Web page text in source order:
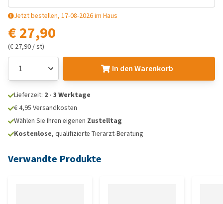
Jetzt bestellen, 17-08-2026 im Haus
€ 27,90
(€ 27,90 / st)
In den Warenkorb
Lieferzeit: 2 - 3 Werktage
€ 4,95 Versandkosten
Wählen Sie Ihren eigenen Zustelltag
Kostenlose, qualifizierte Tierarzt-Beratung
Verwandte Produkte